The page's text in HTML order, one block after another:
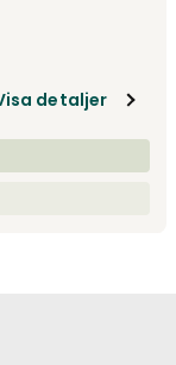
detaljer
| Red
Stockholm